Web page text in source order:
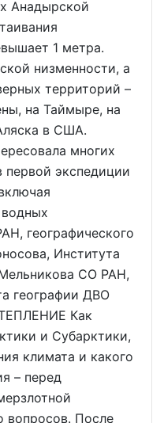
Анадырской
1 метра.
низменности, а
территорий –
на Таймыре, на
в США.
многих
первой экспедиции
географического
Института
СО РАН,
географии ДВО
Как
и Субарктики,
климата и какого
– перед
вопросов. После